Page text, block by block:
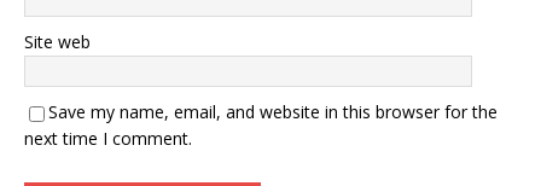
Site web
Save my name, email, and website in this browser for the
next time I comment.